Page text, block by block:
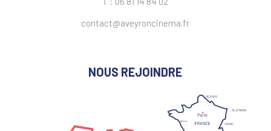
contact@aveyroncinema.fr
NOUS REJOINDRE